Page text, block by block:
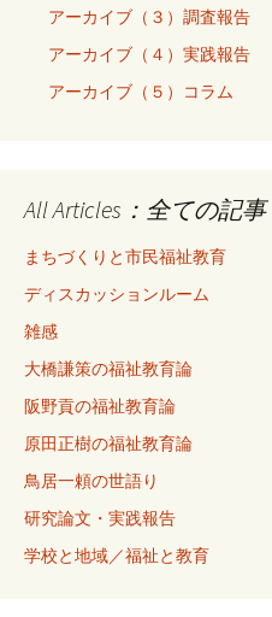
アーカイブ（３）調査報告
アーカイブ（４）実践報告
アーカイブ（５）コラム
All Articles：全ての
まちづくりと市民福祉教育
ディスカッションルーム
雑感
大橋謙策の福祉教育論
阪野貢の福祉教育論
原田正樹の福祉教育論
鳥居一頼の世語り
研究論文・実践報告
学校と地域／福祉と教育